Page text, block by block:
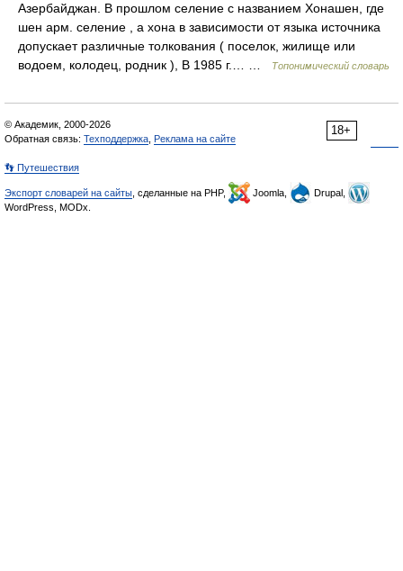
Азербайджан. В прошлом селение с названием Хонашен, где
шен арм. селение , а хона в зависимости от языка источника
допускает различные толкования ( поселок, жилище или
водоем, колодец, родник ), В 1985 г.… …
Топонимический словарь
18+
© Академик, 2000-2026
Обратная связь: Техподдержка Реклама на сайте
👣 Путешествия
Экспорт словарей на сайты , сделанные на PHP, Joomla,
Drupal,
WordPress, MODx.